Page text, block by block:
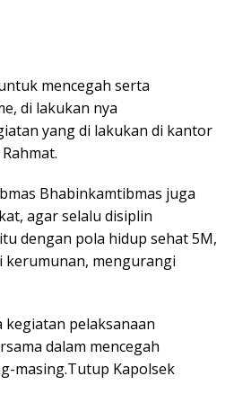
mencegah serta
di lakukan nya
yang di lakukan di kantor
Bhabinkamtibmas juga
agar selalu disiplin
dengan pola hidup sehat 5M,
kerumunan, mengurangi
kegiatan pelaksanaan
dalam mencegah
masing.Tutup Kapolsek